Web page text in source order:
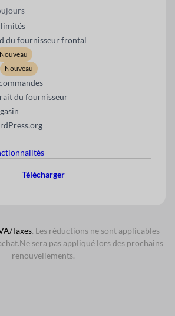
du fournisseur frontal
Nouveau
Nouveau
du fournisseur
Télécharger
Taxes. Les réductions ne sont applicables
Ne sera pas appliqué lors des prochains
renouvellements.